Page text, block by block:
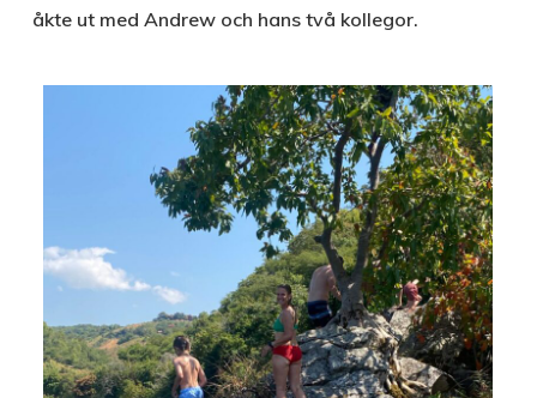
åkte ut med Andrew och hans två kollegor.